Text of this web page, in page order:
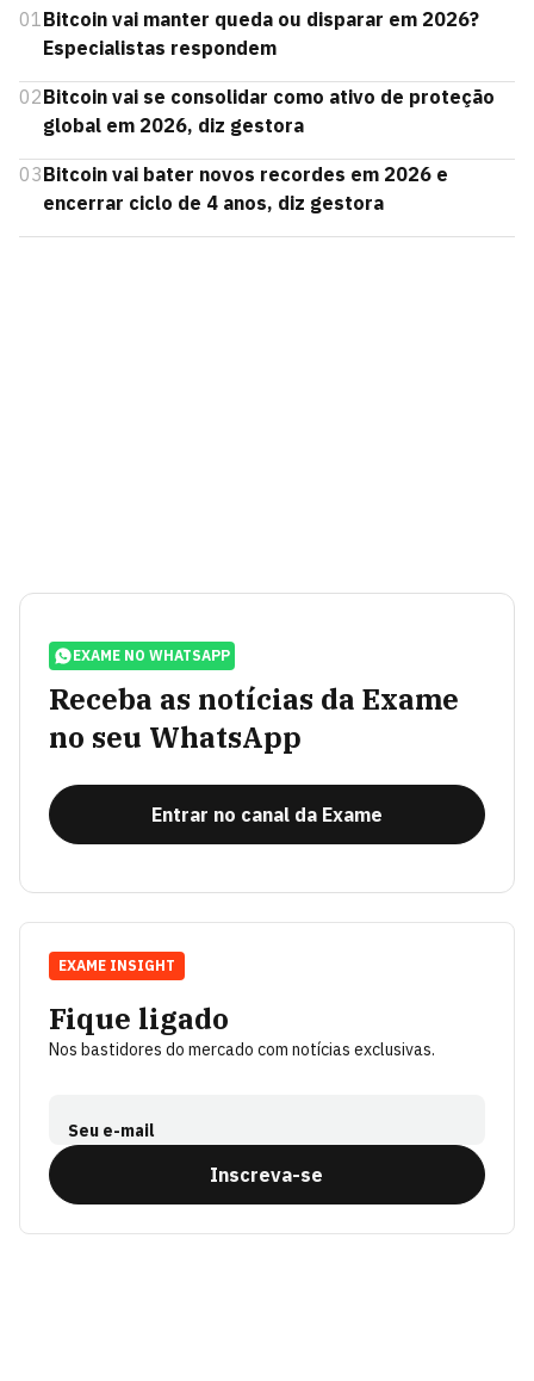
01Bitcoin vai manter queda ou disparar em 2026?
Especialistas respondem
02Bitcoin vai se consolidar como ativo de proteção
global em 2026, diz gestora
03Bitcoin vai bater novos recordes em 2026 e
encerrar ciclo de 4 anos, diz gestora
EXAME NO WHATSAPP
Receba as notícias da Exame
no seu WhatsApp
Entrar no canal da Exame
Fique ligado
Nos bastidores do mercado com notícias exclusivas.
Seu e-mail
Inscreva-se
EXAME INSIGHT